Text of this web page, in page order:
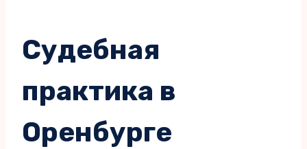
Судебная
практика в
Оренбурге